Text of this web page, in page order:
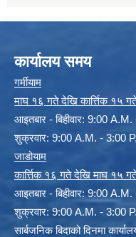
कार्यालय समय
गर्मीयाम
माघ १६ गते देखि कार्त्तिक १५
आइतबार - बिहीवार: 9:00
शुक्रवार: 9:00 A.M. - 3:00
जाडोयाम
कार्त्तिक १६ गते देखि माघ १५
आइतबार - बिहीवार: 9:00
शुक्रवार: 9:00 A.M. - 3:00
सार्बजनिक बिदाको दिनमा